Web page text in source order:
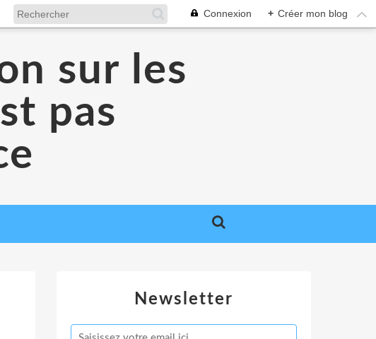
Connexion + Créer mon blog
sur les
pas
Newsletter